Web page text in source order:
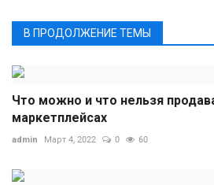
В ПРОДОЛЖЕНИЕ ТЕМЫ
Что можно и что нельзя
маркетплейсах
admin Март 4, 2022 0 60